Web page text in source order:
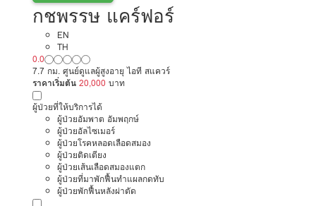
กชพรรษ แคร์ฟอร์
EN
TH
0.0
7.7 กม. ศูนย์ดูแลผู้สูงอายุ ไอที สแควร์
ราคาเริ่มต้น 20,000 บาท
ผู้ป่วยที่ให้บริการได้
ผู้ป่วยอัมพาต อัมพฤกษ์
ผู้ป่วยอัลไซเมอร์
ผู้ป่วยโรคหลอดเลือดสมอง
ผู้ป่วยติดเตียง
ผู้ป่วยเส้นเลือดสมองแตก
ผู้ป่วยที่มาพักฟื้นทำแผลกดทับ
ผู้ป่วยพักฟื้นหลังผ่าตัด